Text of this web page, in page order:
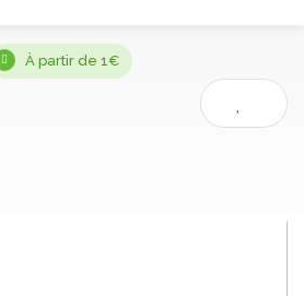
À partir de 1€